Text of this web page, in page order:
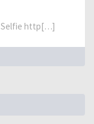
Selfie http[…]